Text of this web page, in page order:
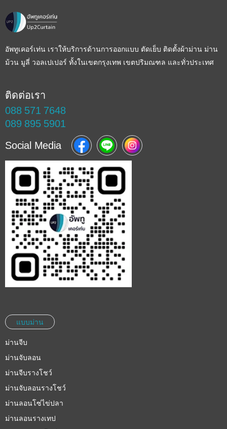
อัพทูเคอร์เท่น เราให้บริการด้านการออกแบบ ตัดเย็บ ติดตั้งผ้าม่าน ม่าน
ม้วน มูลี่ วอลเปเปอร์ ทั้งในเขตกรุงเทพ เขตปริมณฑล และทั่วประเทศ
ติดต่อเรา
088 571 7648
089 895 5901
Social Media
แบบม่าน
ม่านจีบ
ม่านจับลอน
ม่านจีบรางโชว์
ม่านจับลอนรางโชว์
ม่านลอนโซ่ไข่ปลา
ม่านลอนรางเทป